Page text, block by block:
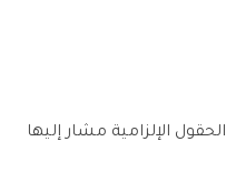
الحقول الإلزامية مشار إليها